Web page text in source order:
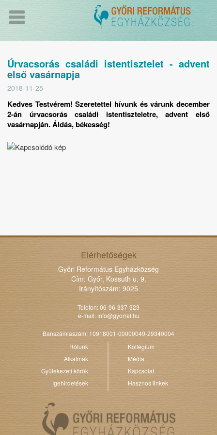
Úrvacsorás családi istentisztelet - advent
első vasárnapja
2018-11-25
Kedves Testvérem! Szeretettel hívunk és várunk december
2-án úrvacsorás családi istentiszteletre, advent első
vasárnapján. Áldás, békesség!
Elérhetőségek
Győri Református Egyházközség
Cím: Győr, Kossuth u. 9.
Irányítószám: 9025
Telefon: 06-96-337-323
e-mail:info@gyorref.hu
Banszámlaszám: 10918001-00000040-29340004
Rólunk
Alkalmak
Gyülekezeti körök
Igehirdetések
Kollégium
Média
Kapcsolat
Hasznos linkek